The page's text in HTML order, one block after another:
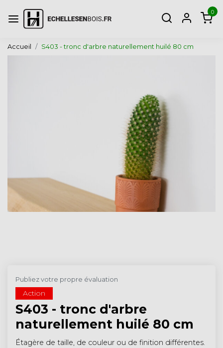
0
Accueil S403 - tronc d'arbre naturellement huilé 80 cm
Publiez votre propre évaluation
Action
S403 - tronc d'arbre
naturellement huilé 80 cm
Étagère de taille, de couleur ou de finition différentes.